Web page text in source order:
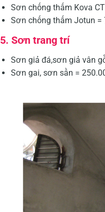
Sơn chống thấm Kova
Sơn chống thấm Jotun
5. Sơn trang trí
Sơn giả đá,sơn giả vân
Sơn gai, sơn sần =